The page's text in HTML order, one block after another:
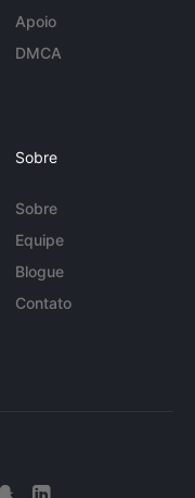
Apoio
DMCA
Sobre
Sobre
Equipe
Blogue
Contato